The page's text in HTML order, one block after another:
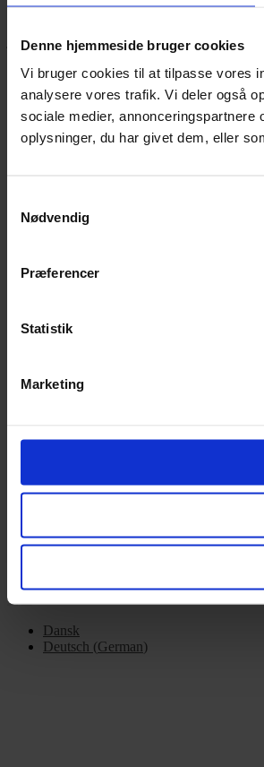
Denne hjemmeside bruger cookies
Vi bruger cookies til at tilpasse vores
analysere vores trafik. Vi deler også
sociale medier, annonceringspartnere
oplysninger, du har givet dem, eller
Nødvendig
Præferencer
Statistik
Marketing
Hvis du bøvler med noget eller ønsker ny
jeg dig på vej.
Vestergade 12 6270, Tønder
60 51 96 50
post@yarneverywear.dk
CVR 43041649
Facebook-f
Instagram
Handelsbetingelser
Om Yarn Every Wear
Mandag – Fredag 10:00 – 17:30
Copyright © 2022.Design & hosting by
Dansk
Deutsch (German)